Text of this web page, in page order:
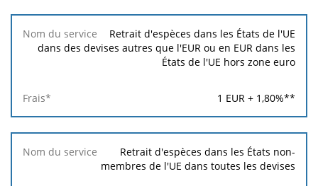
Retrait d'espèces dans les États de l'UE
dans des devises autres que l'EUR ou en EUR dans les
États de l'UE hors zone euro
1 EUR + 1,80%**
Retrait d'espèces dans les États non-
membres de l'UE dans toutes les devises